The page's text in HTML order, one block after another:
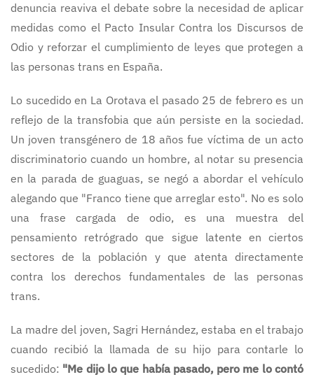
denuncia reaviva el debate sobre la necesidad de aplicar
medidas como el Pacto Insular Contra los Discursos de
Odio y reforzar el cumplimiento de leyes que protegen a
las personas trans en España.
Lo sucedido en La Orotava el pasado 25 de febrero es un
reflejo de la transfobia que aún persiste en la sociedad.
Un joven transgénero de 18 años fue víctima de un acto
discriminatorio cuando un hombre, al notar su presencia
en la parada de guaguas, se negó a abordar el vehículo
alegando que "Franco tiene que arreglar esto". No es solo
una frase cargada de odio, es una muestra del
pensamiento retrógrado que sigue latente en ciertos
sectores de la población y que atenta directamente
contra los derechos fundamentales de las personas
trans.
La madre del joven, Sagri Hernández, estaba en el trabajo
cuando recibió la llamada de su hijo para contarle lo
sucedido: "Me dijo lo que había pasado, pero me lo contó